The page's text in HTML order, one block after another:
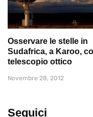
Osservare le stelle in
Sudafrica, a Karoo,
telescopio ottico
Novembre 28, 2012
Seguici